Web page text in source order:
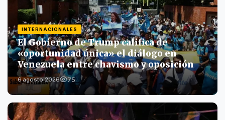
INTERNACIONALES
El Gobierno de Trump califica de
«oportunidad única» el diálogo en
Venezuela entre chavismo y oposición
6 agosto 2026 75